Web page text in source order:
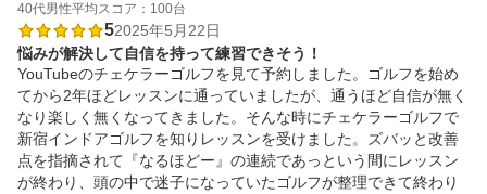
40代男性平均スコア：100台
52025年5月22日
悩みが解決して自信を持って練習できそう！
YouTubeのチェケラーゴルフを見て予約しました。ゴルフを始め
てから2年ほどレッスンに通っていましたが、通うほど自信が無く
なり楽しく無くなってきました。そんな時にチェケラーゴルフで
新宿インドアゴルフを知りレッスンを受けました。ズバッと改善
点を指摘されて『なるほどー』の連続であっという間にレッスン
が終わり、頭の中で迷子になっていたゴルフが整理できて終わり